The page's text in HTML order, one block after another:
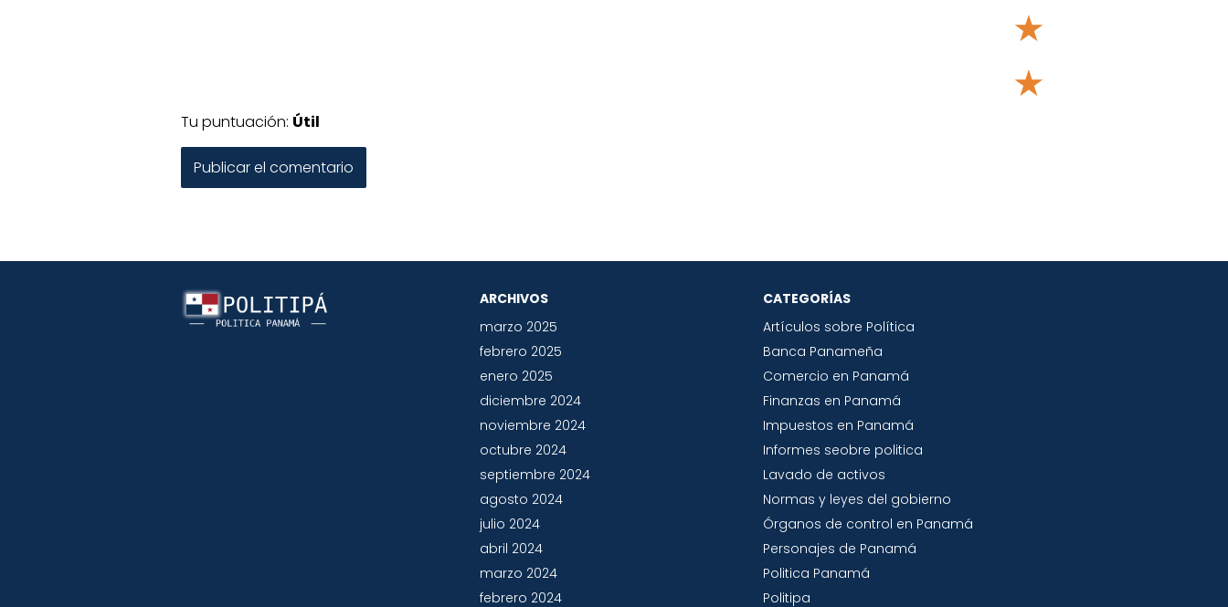
★
★
Tu puntuación: Útil
ARCHIVOS
marzo 2025
febrero 2025
enero 2025
diciembre 2024
noviembre 2024
octubre 2024
septiembre 2024
agosto 2024
julio 2024
abril 2024
marzo 2024
febrero 2024
CATEGORÍAS
Artículos sobre Política
Banca Panameña
Comercio en Panamá
Finanzas en Panamá
Impuestos en Panamá
Informes seobre politica
Lavado de activos
Normas y leyes del gobierno
Órganos de control en Panamá
Personajes de Panamá
Politica Panamá
Politipa